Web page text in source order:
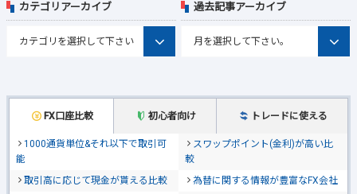
FX口座比較 初心者向け トレードに使える
1000通貨単位&それ以下で取引可
能
スワップポイント(金利)が高い比
較
取引高に応じて現金が貰える比較
為替に関する情報が豊富なFX会社
カテゴリアーカイブ 過去記事アーカイブ